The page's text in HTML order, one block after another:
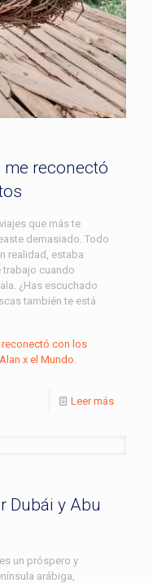
me reconectó
que más te
demasiado. Todo
realidad, estaba
cuando
¿Has escuchado
también te está
reconectó con los
Alan x el Mundo
Leer más
Dubái y Abu
un próspero y
arábiga,